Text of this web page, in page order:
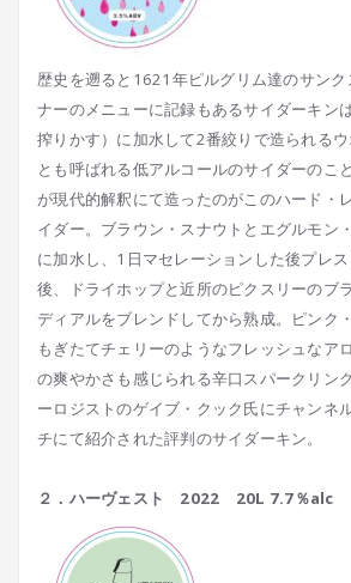
歴史を遡ると1621年ピルグリム達のサン
ナーのメニューに記録もあるサイダーキン
搾りかす）に加水して2番絞りで造られる
とも呼ばれる低アルコールのサイダーのこ
が現代的解釈にて造ったのがこのハード・
イダー。ブラウン・スナウトとエグルモン
に加水し、1日マセレーションした後プレ
後、ドライホップと近所のピクスリーのブ
ディアルをブレンドしてから熟成。ピンク
もぎたてチェリーのようなフレッシュなア
の爽やかさも感じられる辛口スパークリン
ーロジストのゲイブ・クック氏にチャンネ
チにて紹介された評判のサイダーキン。
２．ハーヴェスト 2022 20L 7.7％alc